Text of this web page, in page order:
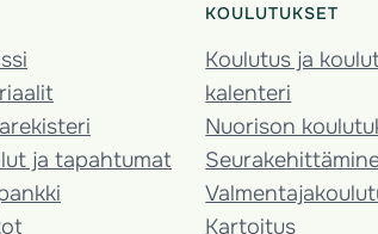
ja tapahtumat
KOULUTUKSET
Koulutus ja
kalenteri
Nuorison
Kartoitus